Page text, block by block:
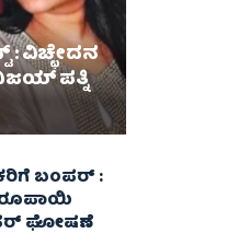
: ವಿಚ್ಛೇದನ
ಪತ್ನಿ
ಬಂಪರ್ :
ರೂಪಾಯಿ
ಘೋಷಣೆ